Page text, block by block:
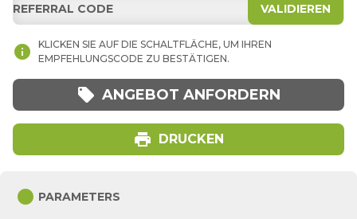
VALIDIEREN
info
KLICKEN SIE AUF DIE SCHALTFLÄCHE, UM IHREN
EMPFEHLUNGSCODE ZU BESTÄTIGEN.
local_offer ANGEBOT ANFORDERN
print DRUCKEN
circle PARAMETERS